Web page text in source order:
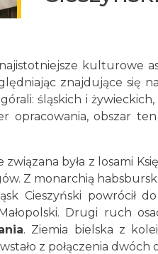
kulturowe
znajdujące się
śląskich i
opracowania, obszar
była z losami
Z monarchią
Cieszyński powrócił
Drugi ruch
. Ziemia bielska z
z połączenia dwóch